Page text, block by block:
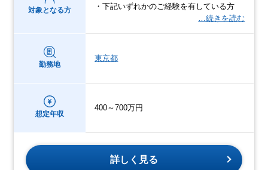
対象となる方
・下記いずれかのご経験を有している方
…続きを読む
勤務地
東京都
想定年収
400～700万円
詳しく見る